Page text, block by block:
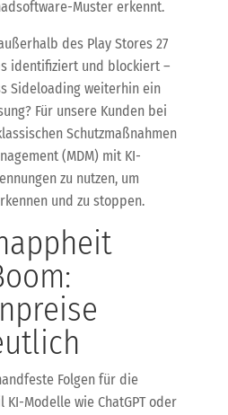
Muster erkennt.
des Play Stores 27
identifiziert und blockiert –
Sideloading weiterhin ein
Für unsere Kunden bei
Schutzmaßnahmen
(MDM) mit KI-
zu nutzen, um
und zu stoppen.
Folgen für die
Modelle wie ChatGPT oder